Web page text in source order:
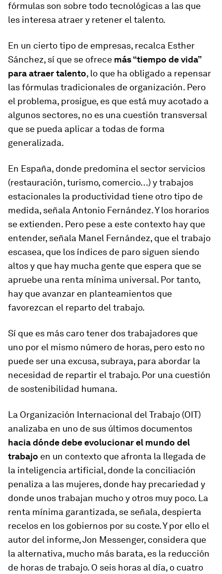
fórmulas son sobre todo tecnológicas a las que
les interesa atraer y retener el talento.
En un cierto tipo de empresas, recalca Esther
Sánchez, sí que se ofrece más “tiempo de vida”
para atraer talento, lo que ha obligado a repensar
las fórmulas tradicionales de organización. Pero
el problema, prosigue, es que está muy acotado a
algunos sectores, no es una cuestión transversal
que se pueda aplicar a todas de forma
generalizada.
En España, donde predomina el sector servicios
(restauración, turismo, comercio…) y trabajos
estacionales la productividad tiene otro tipo de
medida, señala Antonio Fernández. Y los horarios
se extienden. Pero pese a este contexto hay que
entender, señala Manel Fernández, que el trabajo
escasea, que los índices de paro siguen siendo
altos y que hay mucha gente que espera que se
apruebe una renta mínima universal. Por tanto,
hay que avanzar en planteamientos que
favorezcan el reparto del trabajo.
Sí que es más caro tener dos trabajadores que
uno por el mismo número de horas, pero esto no
puede ser una excusa, subraya, para abordar la
necesidad de repartir el trabajo. Por una cuestión
de sostenibilidad humana.
La Organización Internacional del Trabajo (OIT)
analizaba en uno de sus últimos documentos
hacia dónde debe evolucionar el mundo del
trabajo en un contexto que afronta la llegada de
la inteligencia artificial, donde la conciliación
penaliza a las mujeres, donde hay precariedad y
donde unos trabajan mucho y otros muy poco. La
renta mínima garantizada, se señala, despierta
recelos en los gobiernos por su coste. Y por ello el
autor del informe, Jon Messenger, considera que
la alternativa, mucho más barata, es la reducción
de horas de trabajo. O seis horas al día, o cuatro